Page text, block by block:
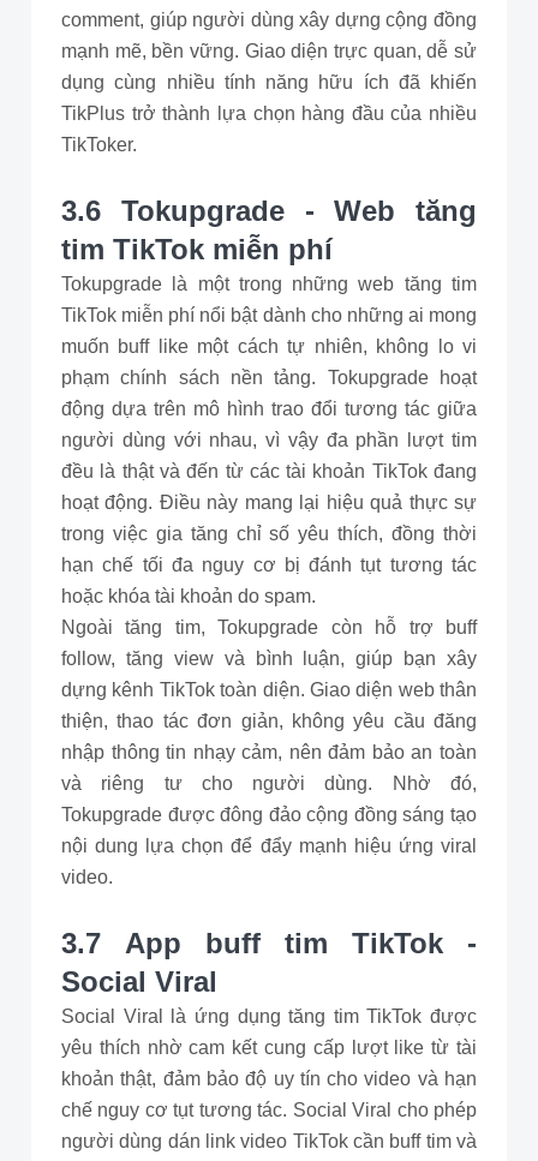
comment, giúp người dùng xây dựng cộng đồng
mạnh mẽ, bền vững. Giao diện trực quan, dễ sử
dụng cùng nhiều tính năng hữu ích đã khiến
TikPlus trở thành lựa chọn hàng đầu của nhiều
TikToker.
3.6 Tokupgrade - Web tăng
tim TikTok miễn phí
Tokupgrade là một trong những web tăng tim
TikTok miễn phí nổi bật dành cho những ai mong
muốn buff like một cách tự nhiên, không lo vi
phạm chính sách nền tảng. Tokupgrade hoạt
động dựa trên mô hình trao đổi tương tác giữa
người dùng với nhau, vì vậy đa phần lượt tim
đều là thật và đến từ các tài khoản TikTok đang
hoạt động. Điều này mang lại hiệu quả thực sự
trong việc gia tăng chỉ số yêu thích, đồng thời
hạn chế tối đa nguy cơ bị đánh tụt tương tác
hoặc khóa tài khoản do spam.
Ngoài tăng tim, Tokupgrade còn hỗ trợ buff
follow, tăng view và bình luận, giúp bạn xây
dựng kênh TikTok toàn diện. Giao diện web thân
thiện, thao tác đơn giản, không yêu cầu đăng
nhập thông tin nhạy cảm, nên đảm bảo an toàn
và riêng tư cho người dùng. Nhờ đó,
Tokupgrade được đông đảo cộng đồng sáng tạo
nội dung lựa chọn để đẩy mạnh hiệu ứng viral
video.
3.7 App buff tim TikTok -
Social Viral
Social Viral là ứng dụng tăng tim TikTok được
yêu thích nhờ cam kết cung cấp lượt like từ tài
khoản thật, đảm bảo độ uy tín cho video và hạn
chế nguy cơ tụt tương tác. Social Viral cho phép
người dùng dán link video TikTok cần buff tim và